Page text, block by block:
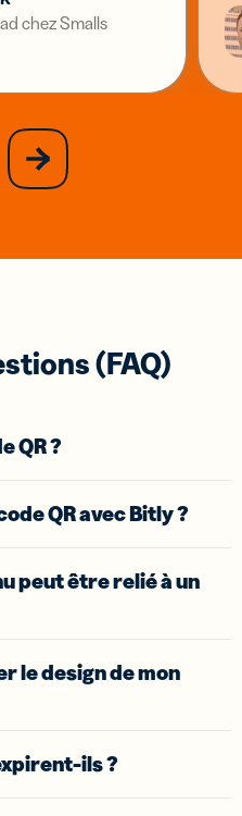
chez Smalls
next
slide
(FAQ)
QR ?
QR avec Bitly ?
peut être relié à un
le design de mon
ils ?